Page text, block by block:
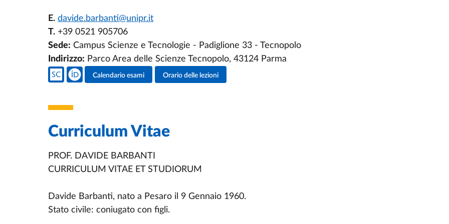
E. davide.barbanti@unipr.it
T. +39 0521 905706
Sede: Campus Scienze e Tecnologie - Padiglione 33 - Tecnopolo
Indirizzo: Parco Area delle Scienze Tecnopolo, 43124 Parma
Social del docente
Calendario esami Orario delle lezioni
Curriculum Vitae
PROF. DAVIDE BARBANTI
CURRICULUM VITAE ET STUDIORUM
Davide Barbanti, nato a Pesaro il 9 Gennaio 1960.
Stato civile: coniugato con figli.